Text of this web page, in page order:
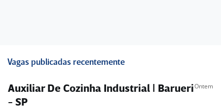
Vagas publicadas recentemente
Auxiliar De Cozinha Industrial | Barueri
- SP
Ontem